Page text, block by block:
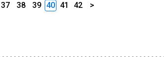
37 38 39 40 41 42 >